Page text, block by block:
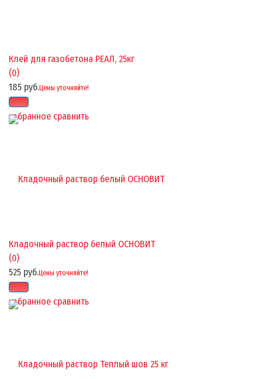
избранное сравнить
Клей для газобетона РЕАЛ, 25кг
(0)
185 руб.Цены уточняйте!
избранное сравнить
Кладочный раствор белый ОСНОВИТ
(0)
525 руб.Цены уточняйте!